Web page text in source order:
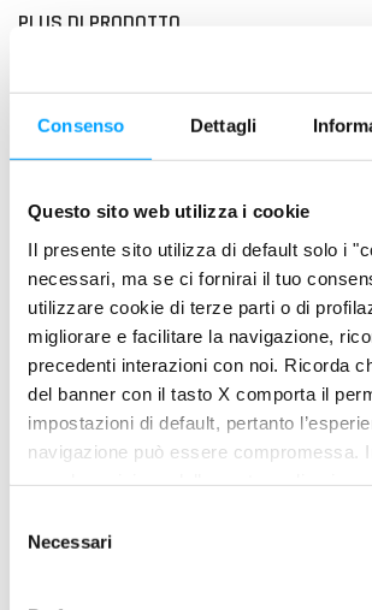
Consenso Dettagli
Questo sito web utilizza i cookie
Il presente sito utilizza di default solo i
necessari, ma se ci fornirai il tuo
utilizzare cookie di terze parti o di
migliorare e facilitare la navigazione,
precedenti interazioni con noi. Ricorda
del banner con il tasto X comporta il
impostazioni di default, pertanto
navigazione può essere compromessa.
Privacy Policy.
Necessari
PLUS DI PRODOTTO
VANTAGGI
• Protegge il motore dall’usura durante le
lubrificazione limite.
• Diminuisci i consumi, sia di olio che di
• Migliora le performance della pellicola di
anche alle alte temperature senza
caratteristiche dell’olio.
• Adatto a tutti i motori, benzina e diesel,
sovralimentati, compresi quelli di ultima
equipaggiati con dispositivi di post
• Non contiene sostanze nocive per